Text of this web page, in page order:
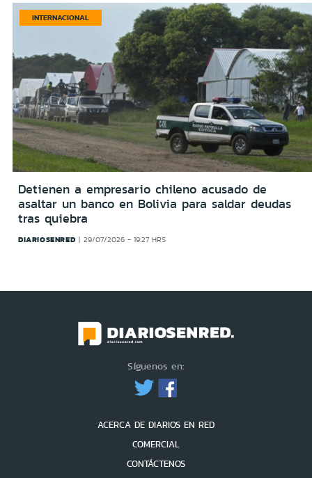
INTERNACIONAL
Detienen a empresario chileno acusado de
asaltar un banco en Bolivia para saldar deudas
tras quiebra
DIARIOSENRED 29/07/2026 - 19:27 HRS
Síguenos en:
ACERCA DE DIARIOS EN RED
COMERCIAL
CONTÁCTENOS